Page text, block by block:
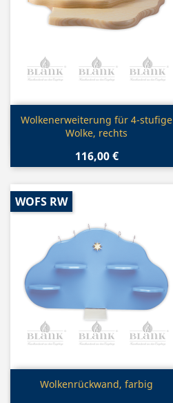
Vorschau
Wolkenerweiterung für 4-stufige
Wolke, rechts
116,00 €
Vorschau
Wolkenrückwand, farbig
WOFS RW